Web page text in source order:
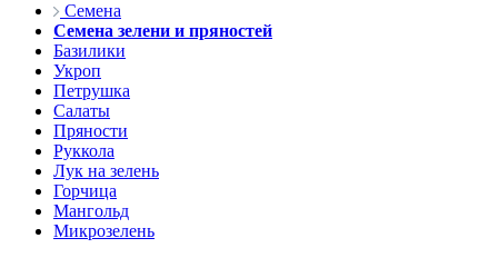
Семена
Семена зелени и пряностей
Базилики
Укроп
Петрушка
Салаты
Пряности
Руккола
Лук на зелень
Горчица
Мангольд
Микрозелень